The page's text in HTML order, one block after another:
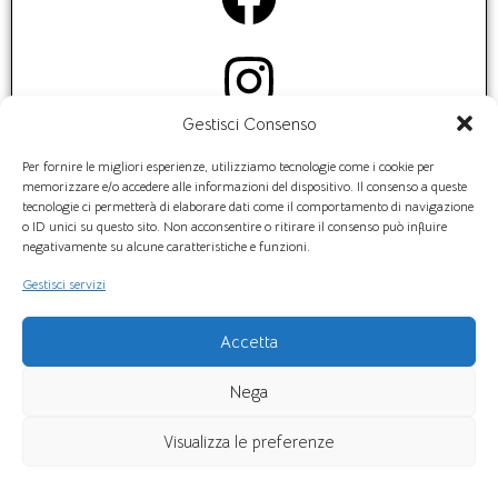
Gestisci Consenso
Per fornire le migliori esperienze, utilizziamo tecnologie come i cookie per
memorizzare e/o accedere alle informazioni del dispositivo. Il consenso a queste
tecnologie ci permetterà di elaborare dati come il comportamento di navigazione
o ID unici su questo sito. Non acconsentire o ritirare il consenso può influire
negativamente su alcune caratteristiche e funzioni.
Gestisci servizi
Accetta
Nega
Visualizza le preferenze
SWITCH LUCE & GAS S.r.l. Via Cesario Console n. 3,
300.000,00 i.v. – PEC: switchlucegassrl@arubapec.it
SWITCH LUCE & GAS S.r.l. –
e-mail DPO:
Cookie Policy|Note Legali|Newsletter